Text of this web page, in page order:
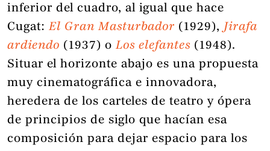
inferior del cuadro, al igual que hace
Cugat:El Gran Masturbador (1929), Jirafa
ardiendo (1937) oLos elefantes (1948).
Situar el horizonte abajo es una propuesta
muy cinematográfica e innovadora,
heredera de los carteles de teatro y ópera
de principios de siglo que hacían esa
composición para dejar espacio para los